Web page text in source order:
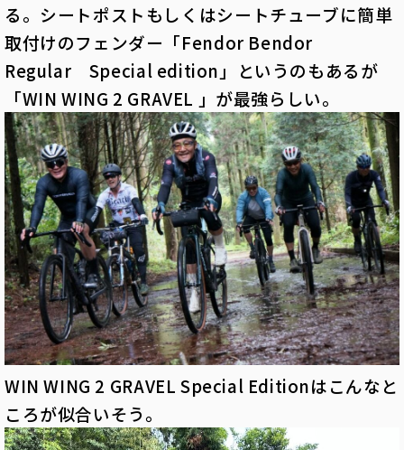
る。シートポストもしくはシートチューブに簡単
取付けのフェンダー「Fendor Bendor
Regular Special edition」というのもあるが
「WIN WING 2 GRAVEL 」が最強らしい。
WIN WING 2 GRAVEL Special Editionはこんなと
ころが似合いそう。